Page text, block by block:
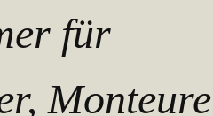
für
Monteure